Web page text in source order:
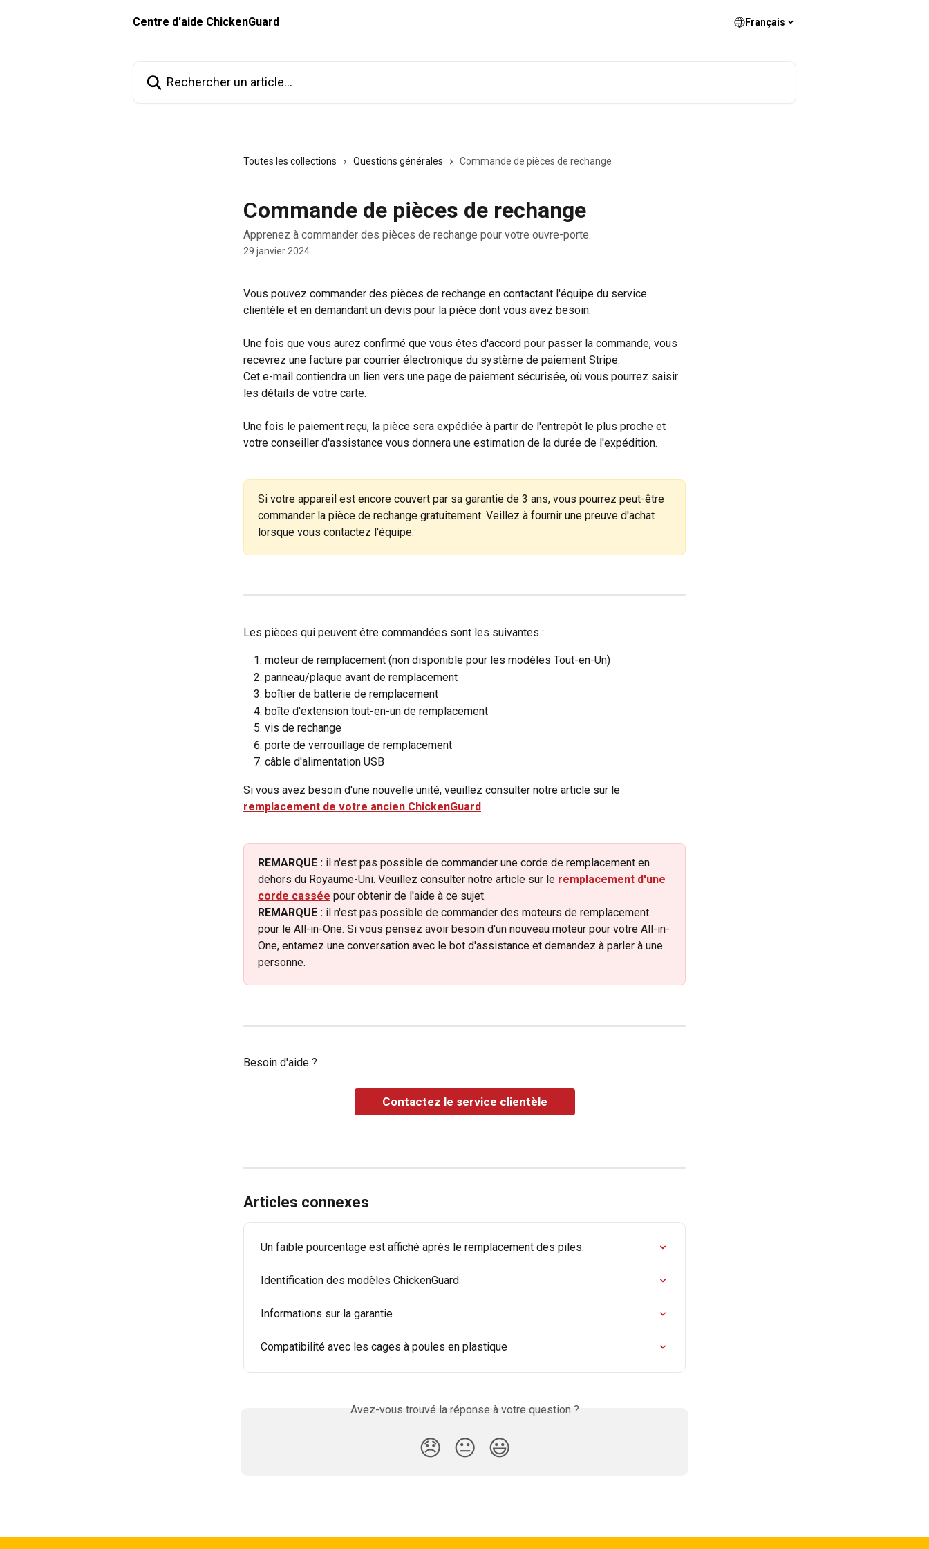
Centre d'aide ChickenGuard
Français
Toutes les collections Questions générales Commande de pièces de rechange
Commande de pièces de rechange
Apprenez à commander des pièces de rechange pour votre ouvre-porte.
29 janvier 2024
Vous pouvez commander des pièces de rechange en contactant l'équipe du service
clientèle et en demandant un devis pour la pièce dont vous avez besoin.
Une fois que vous aurez confirmé que vous êtes d'accord pour passer la commande, vous
recevrez une facture par courrier électronique du système de paiement Stripe.
Cet e-mail contiendra un lien vers une page de paiement sécurisée, où vous pourrez saisir
les détails de votre carte.
Une fois le paiement reçu, la pièce sera expédiée à partir de l'entrepôt le plus proche et
votre conseiller d'assistance vous donnera une estimation de la durée de l'expédition.
Si votre appareil est encore couvert par sa garantie de 3 ans, vous pourrez peut-être
commander la pièce de rechange gratuitement. Veillez à fournir une preuve d'achat
lorsque vous contactez l'équipe.
Les pièces qui peuvent être commandées sont les suivantes :
moteur de remplacement (non disponible pour les modèles Tout-en-Un)
panneau/plaque avant de remplacement
boîtier de batterie de remplacement
boîte d'extension tout-en-un de remplacement
vis de rechange
porte de verrouillage de remplacement
câble d'alimentation USB
Si vous avez besoin d'une nouvelle unité, veuillez consulter notre article sur le
remplacement de votre ancien ChickenGuard.
REMARQUE : il n'est pas possible de commander une corde de remplacement en
dehors du Royaume-Uni. Veuillez consulter notre article sur le remplacement d'une
corde cassée pour obtenir de l'aide à ce sujet.
REMARQUE : il n'est pas possible de commander des moteurs de remplacement
pour le All-in-One. Si vous pensez avoir besoin d'un nouveau moteur pour votre All-in-
One, entamez une conversation avec le bot d'assistance et demandez à parler à une
personne.
Besoin d'aide ?
Contactez le service clientèle
Articles connexes
Un faible pourcentage est affiché après le remplacement des piles.
Identification des modèles ChickenGuard
Informations sur la garantie
Compatibilité avec les cages à poules en plastique
Avez-vous trouvé la réponse à votre question ?
😞 😐 😃